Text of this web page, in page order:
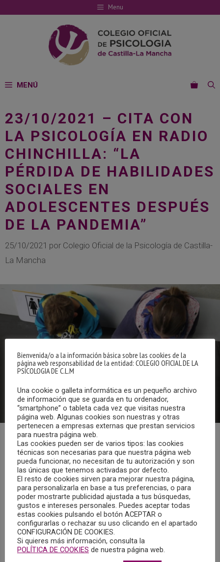
al
Menu
MENÚ
23/10/2021 – CITA CON
LA PSICOLOGÍA EN RADIO
CHINCHILLA: “LA
PÉRDIDA DE HABILIDADES
SOCIALES EN
ADOLESCENTES DESPUÉS
DE LA PANDEMIA”
25/10/2021 por Colegio Oficial de la Psicología de Castilla-
La Mancha
Ya puedes escuchar el programa “Cita con la Psicología”
emitido en Radio Chinchilla el sábado 23 de octubre de
2021, que llevó por título “La pérdida de habilidades
sociales en adolescentes después de la pandemia”, y en el
que intervino, María Reyes Massó Castillo , Psicóloga y
miembro de la Junta de Gobierno del Colegio Oficial de la
Psicología de Castilla-La Mancha.
El Colegio Oficial de la Psicología de Castilla-La Mancha
colabora con Radio Chinchilla en el magazine “Quiero estar
Bienvenida/o a la información básica sobre las cookies de la
página web responsabilidad de la entidad: COLEGIO OFICIAL DE LA
PSICOLOGIA DE C.L.M
Una cookie o galleta informática es un pequeño archivo
de información que se guarda en tu ordenador,
“smartphone” o tableta cada vez que visitas nuestra
página web. Algunas cookies son nuestras y otras
pertenecen a empresas externas que prestan servicios
para nuestra página web.
Las cookies pueden ser de varios tipos: las cookies
técnicas son necesarias para que nuestra página web
pueda funcionar, no necesitan de tu autorización y son
las únicas que tenemos activadas por defecto.
El resto de cookies sirven para mejorar nuestra página,
para personalizarla en base a tus preferencias, o para
poder mostrarte publicidad ajustada a tus búsquedas,
gustos e intereses personales. Puedes aceptar todas
estas cookies pulsando el botón ACEPTAR o
configurarlas o rechazar su uso clicando en el apartado
CONFIGURACIÓN DE COOKIES.
Si quieres más información, consulta la
POLÍTICA DE COOKIES de nuestra página web.